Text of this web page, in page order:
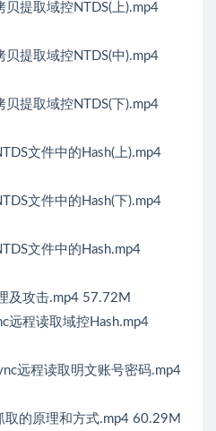
提取域控NTDS(上).mp4
提取域控NTDS(中).mp4
提取域控NTDS(下).mp4
文件中的Hash(上).mp4
文件中的Hash(下).mp4
文件中的Hash.mp4
及攻击.mp4 57.72M
远程读取域控Hash.mp4
远程读取明文账号密码.mp4
的原理和方式.mp4 60.29M